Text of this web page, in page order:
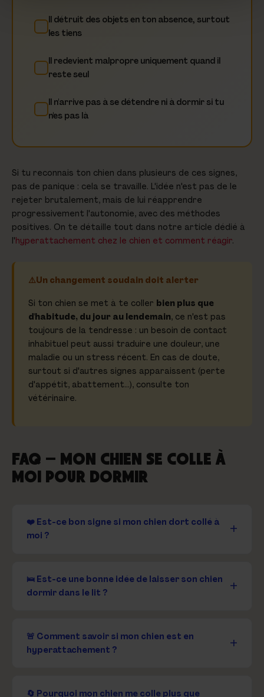
Il détruit des objets en ton absence, surtout
les tiens
Il redevient malpropre uniquement quand il
reste seul
Il n'arrive pas à se détendre ni à dormir si tu
n'es pas là
Si tu reconnais ton chien dans plusieurs de ces signes,
pas de panique : cela se travaille. L'idée n'est pas de le
rejeter brutalement, mais de lui réapprendre
progressivement l'autonomie, avec des méthodes
positives. On te détaille tout dans notre article dédié à
l'hyperattachement chez le chien et comment réagir.
Un changement soudain doit alerter
Si ton chien se met à te coller bien plus que
d'habitude, du jour au lendemain, ce n'est pas
toujours de la tendresse : un besoin de contact
inhabituel peut aussi traduire une douleur, une
maladie ou un stress récent. En cas de doute,
surtout si d'autres signes apparaissent (perte
d'appétit, abattement…), consulte ton
vétérinaire.
FAQ — MON CHIEN SE COLLE À
MOI POUR DORMIR
❤️ Est-ce bon signe si mon chien dort collé à
moi ?
🛌 Est-ce une bonne idée de laisser son chien
dormir dans le lit ?
🚨 Comment savoir si mon chien est en
hyperattachement ?
🔄 Pourquoi mon chien me colle plus que